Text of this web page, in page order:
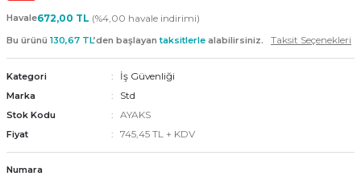
Havale672,00 TL (%4,00 havale indirimi)
Bu ürünü 130,67 TL’den başlayantaksitlerle alabilirsiniz. Taksit Seçenekleri
Kategori İş Güvenliği
Marka Std
Stok Kodu AYAKS
Fiyat 745,45 TL + KDV
Numara